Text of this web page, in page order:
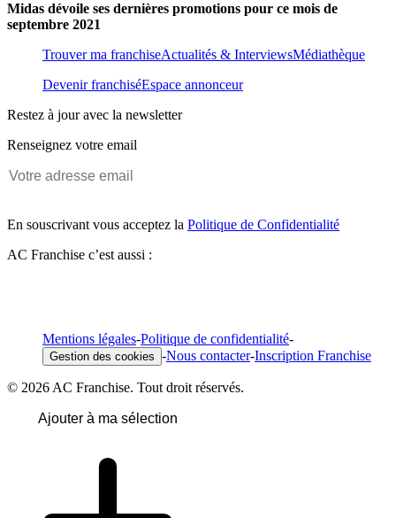
Midas dévoile ses dernières promotions pour ce mois de
septembre 2021
Trouver ma franchiseActualités & InterviewsMédiathèque
Devenir franchiséEspace annonceur
Restez à jour avec la newsletter
Renseignez votre email
En souscrivant vous acceptez la Politique de Confidentialité
AC Franchise c’est aussi :
Mentions légales-Politique de confidentialité-
Gestion des cookies -Nous contacter-Inscription Franchise
© 2026 AC Franchise. Tout droit réservés.
Ajouter à ma sélection